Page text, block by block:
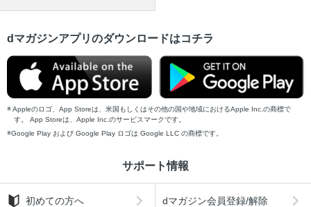
dマガジンアプリのダウンロードはコチラ
Appleのロゴ、App Storeは、米国もしくはその他の国や地域におけるApple Inc.の商標で
す。 App Storeは、Apple Inc.のサービスマークです。
Google Play および Google Play ロゴは Google LLC の商標です。
サポート情報
初めての方へ dマガジン会員登録/解除